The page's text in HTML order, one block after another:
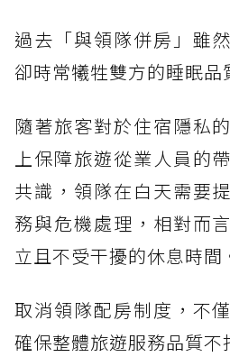
過去「與領隊併房」雖
卻時常犧牲雙方的睡眠品
隨著旅客對於住宿隱私
上保障旅遊從業人員的
共識，領隊在白天需要
務與危機處理，相對而
立且不受干擾的休息時間
取消領隊配房制度，不
確保整體旅遊服務品質不